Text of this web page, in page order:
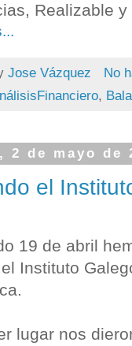
Realizable
Jose Vázquez
No
,
2 de mayo de
el
19 de abril
Instituto
lugar nos